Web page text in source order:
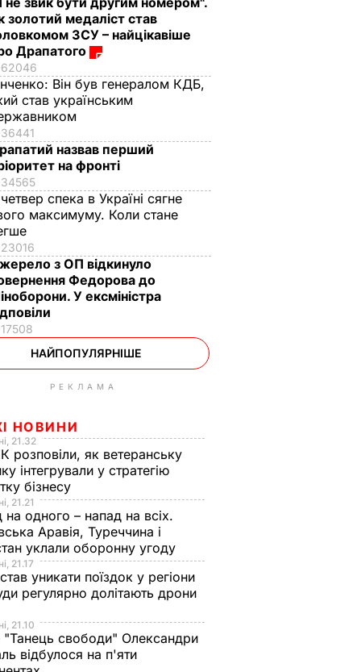
золотий медаліст став
ЗСУ – найцікавіше
Драпатого
62046
Він був генералом КДБ,
став українським
36441
назвав перший
на фронті
34565
спека в Україні сягне
максимуму. Коли стане
23016
з ОП відкинуло
Федорова до
У ексміністра
17508
НАЙПОПУЛЯРНІШЕ
РЕКЛАМА
НОВИНИ
21.32
розповіли, як ветеранську
інтегрували у стратегію
бізнесу
21.21
на одного – напад на всіх.
Аравія, Туреччина і
уклали оборонну угоду
21.17
уникати поїздок у регіони
регулярно долітають дрони
21.10
"Танець свободи" Олександри
відбулося на п'яти